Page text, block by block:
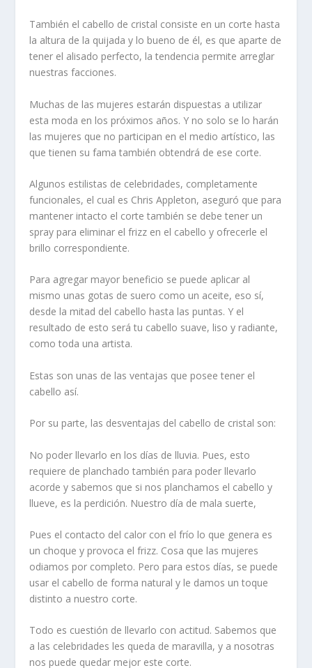
También el cabello de cristal consiste en un corte hasta
la altura de la quijada y lo bueno de él, es que aparte de
tener el alisado perfecto, la tendencia permite arreglar
nuestras facciones.
Muchas de las mujeres estarán dispuestas a utilizar
esta moda en los próximos años. Y no solo se lo harán
las mujeres que no participan en el medio artístico, las
que tienen su fama también obtendrá de ese corte.
Algunos estilistas de celebridades, completamente
funcionales, el cual es Chris Appleton, aseguró que para
mantener intacto el corte también se debe tener un
spray para eliminar el frizz en el cabello y ofrecerle el
brillo correspondiente.
Para agregar mayor beneficio se puede aplicar al
mismo unas gotas de suero como un aceite, eso sí,
desde la mitad del cabello hasta las puntas. Y el
resultado de esto será tu cabello suave, liso y radiante,
como toda una artista.
Estas son unas de las ventajas que posee tener el
cabello así.
Por su parte, las desventajas del cabello de cristal son:
No poder llevarlo en los días de lluvia. Pues, esto
requiere de planchado también para poder llevarlo
acorde y sabemos que si nos planchamos el cabello y
llueve, es la perdición. Nuestro día de mala suerte,
Pues el contacto del calor con el frío lo que genera es
un choque y provoca el frizz. Cosa que las mujeres
odiamos por completo. Pero para estos días, se puede
usar el cabello de forma natural y le damos un toque
distinto a nuestro corte.
Todo es cuestión de llevarlo con actitud. Sabemos que
a las celebridades les queda de maravilla, y a nosotras
nos puede quedar mejor este corte.